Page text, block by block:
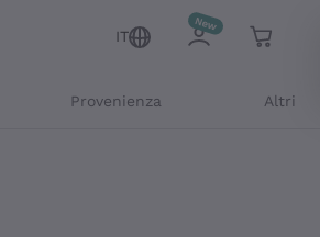
IT
Provenienza Altri